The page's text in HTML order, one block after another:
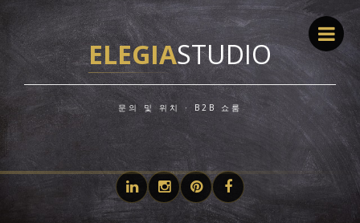
ELEGIASTUDIO
문의 및 위치 · B2B 쇼룸